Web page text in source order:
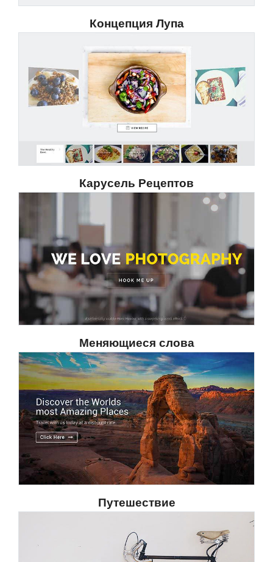
Концепция Лупа
Карусель Рецептов
Меняющиеся слова
Путешествие